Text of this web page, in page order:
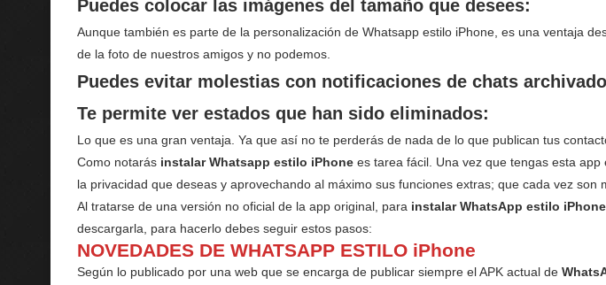
Puedes colocar las imágenes del tamaño que desees:
Aunque también es parte de la personalización de Whatsapp estilo iPhone, es una ventaja
de la foto de nuestros amigos y no podemos.
Puedes evitar molestias con notificaciones de chats
Te permite ver estados que han sido eliminados:
Lo que es una gran ventaja. Ya que así no te perderás de nada de lo que publican tus
Como notarás instalar Whatsapp estilo iPhone es tarea fácil. Una vez que tengas esta
la privacidad que deseas y aprovechando al máximo sus funciones extras; que cada vez son
Al tratarse de una versión no oficial de la app original, para instalar WhatsApp estilo iPhone
descargarla, para hacerlo debes seguir estos pasos:
NOVEDADES DE WHATSAPP ESTILO iPhone
Según lo publicado por una web que se encarga de publicar siempre el APK actual de